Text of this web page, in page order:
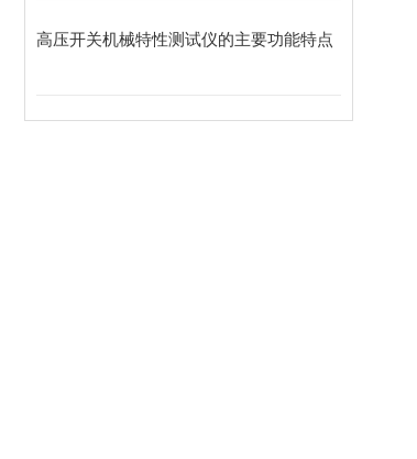
高压开关机械特性测试仪的主要功能特点